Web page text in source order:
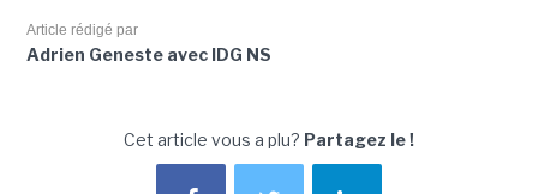
Article rédigé par
Adrien Geneste avec IDG NS
Cet article vous a plu? Partagez le !